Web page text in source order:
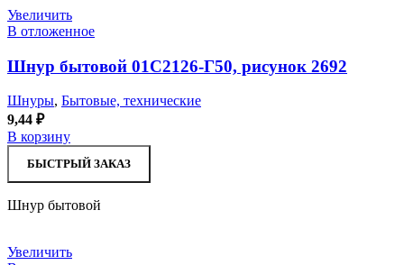
Увеличить
В отложенное
Шнур бытовой 01С2126-Г50, рисунок 2692
Шнуры, Бытовые, технические
9,44 ₽
В корзину
БЫСТРЫЙ ЗАКАЗ
Шнур бытовой
Увеличить